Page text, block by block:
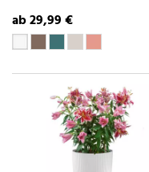
ab 29,99 €